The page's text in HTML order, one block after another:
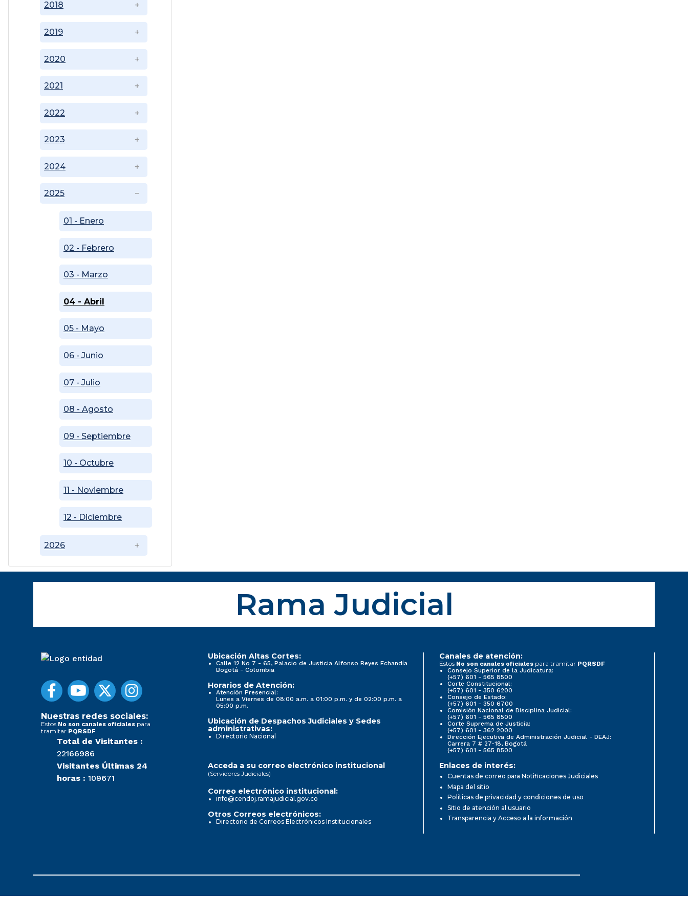
2018
2019
2020
2021
2022
2023
2024
2025
01 - Enero
02 - Febrero
03 - Marzo
04 - Abril
05 - Mayo
06 - Junio
07 - Julio
08 - Agosto
09 - Septiembre
10 - Octubre
11 - Noviembre
12 - Diciembre
2026
Rama Judicial
Nuestras redes sociales:
Estos No son canales oficiales para
tramitar PQRSDF
Total de Visitantes :
22166986
Visitantes Últimas 24
horas : 109671
Ubicación Altas Cortes:
Calle 12 No 7 - 65, Palacio de Justicia Alfonso Reyes Echandía
Bogotá - Colombia
Horarios de Atención:
Atención Presencial:
Lunes a Viernes de 08:00 a.m. a 01:00 p.m. y de 02:00 p.m. a
05:00 p.m.
Ubicación de Despachos Judiciales y Sedes
administrativas:
Directorio Nacional
Canales de atención:
Estos No son canales oficiales para tramitar PQRSDF
Consejo Superior de la Judicatura:
(+57) 601 - 565 8500
Corte Constitucional:
(+57) 601 - 350 6200
Consejo de Estado:
(+57) 601 - 350 6700
Comisión Nacional de Disciplina Judicial:
(+57) 601 - 565 8500
Corte Suprema de Justicia:
(+57) 601 - 362 2000
Dirección Ejecutiva de Administración Judicial - DEAJ:
Carrera 7 # 27-18, Bogotá
(+57) 601 - 565 8500
Acceda a su correo electrónico institucional
(Servidores Judiciales)
Correo electrónico institucional:
info@cendoj.ramajudicial.gov.co
Otros Correos electrónicos:
Directorio de Correos Electrónicos Institucionales
Enlaces de interés:
Cuentas de correo para Notificaciones Judiciales
Mapa del sitio
Políticas de privacidad y condiciones de uso
Sitio de atención al usuario
Transparencia y Acceso a la información